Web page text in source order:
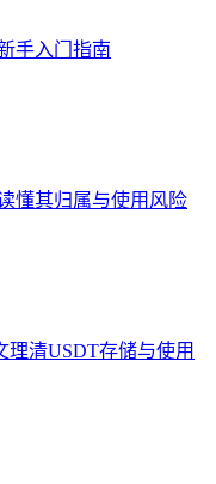
手入门指南
懂其归属与使用风险
理清USDT存储与使用